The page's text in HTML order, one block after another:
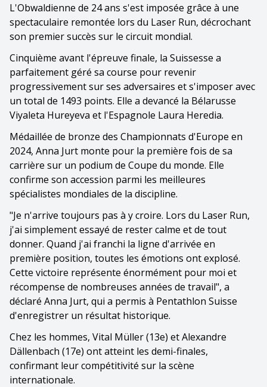
L'Obwaldienne de 24 ans s'est imposée grâce à une
spectaculaire remontée lors du Laser Run, décrochant
son premier succès sur le circuit mondial.
Cinquième avant l'épreuve finale, la Suissesse a
parfaitement géré sa course pour revenir
progressivement sur ses adversaires et s'imposer avec
un total de 1493 points. Elle a devancé la Bélarusse
Viyaleta Hureyeva et l'Espagnole Laura Heredia.
Médaillée de bronze des Championnats d'Europe en
2024, Anna Jurt monte pour la première fois de sa
carrière sur un podium de Coupe du monde. Elle
confirme son accession parmi les meilleures
spécialistes mondiales de la discipline.
"Je n'arrive toujours pas à y croire. Lors du Laser Run,
j'ai simplement essayé de rester calme et de tout
donner. Quand j'ai franchi la ligne d'arrivée en
première position, toutes les émotions ont explosé.
Cette victoire représente énormément pour moi et
récompense de nombreuses années de travail", a
déclaré Anna Jurt, qui a permis à Pentathlon Suisse
d'enregistrer un résultat historique.
Chez les hommes, Vital Müller (13e) et Alexandre
Dällenbach (17e) ont atteint les demi-finales,
confirmant leur compétitivité sur la scène
internationale.